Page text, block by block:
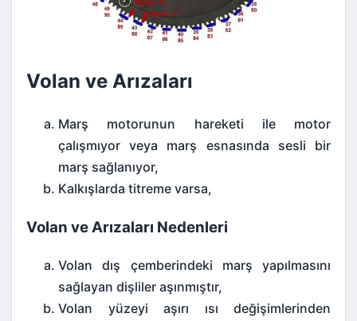
Volan ve Arızaları
Marş motorunun hareketi ile motor
çalışmıyor veya marş esnasında sesli bir
marş sağlanıyor,
Kalkışlarda titreme varsa,
Volan ve Arızaları Nedenleri
Volan dış çemberindeki marş yapılmasını
sağlayan dişliler aşınmıştır,
Volan yüzeyi aşırı ısı değişimlerinden